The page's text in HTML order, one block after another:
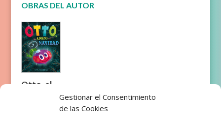
Gestionar el Consentimiento
de las Cookies
OBRAS DEL AUTOR
Otto, el